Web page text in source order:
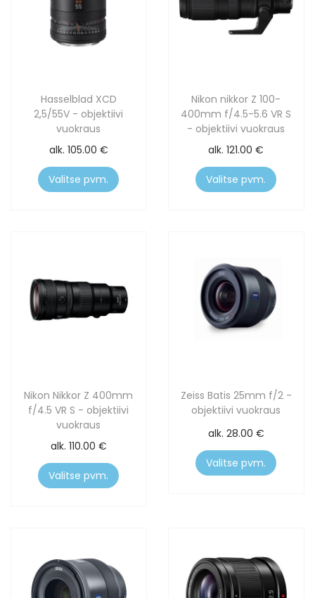
Hasselblad XCD
2,5/55V - objektiivi
vuokraus
alk. 105.00 €
Valitse pvm.
Nikon nikkor Z 100-
400mm f/4.5-5.6 VR S
- objektiivi vuokraus
alk.121.00€
Valitse pvm.
Nikon Nikkor Z 400mm
f/4.5 VR S - objektiivi
vuokraus
alk. 110.00 €
Valitse pvm.
Zeiss Batis 25mm f/2 -
objektiivi vuokraus
alk. 28.00 €
Valitse pvm.